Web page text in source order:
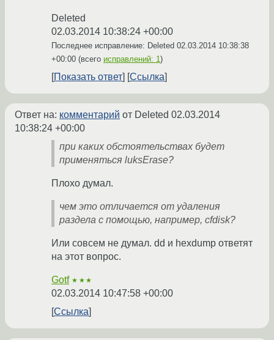
Deleted
02.03.2014 10:38:24 +00:00
Последнее исправление: Deleted 02.03.2014 10:38:38
+00:00 (всего исправлений: 1)
Показать ответ Ссылка
Ответ на: комментарий от Deleted 02.03.2014
10:38:24 +00:00
при каких обстоятельствах будет
применяться luksErase?
Плохо думал.
чем это отличается от удаления
раздела с помощью, например, cfdisk?
Или совсем не думал. dd и hexdump ответят
на этот вопрос.
Gotf ★★★
02.03.2014 10:47:58 +00:00
Ссылка